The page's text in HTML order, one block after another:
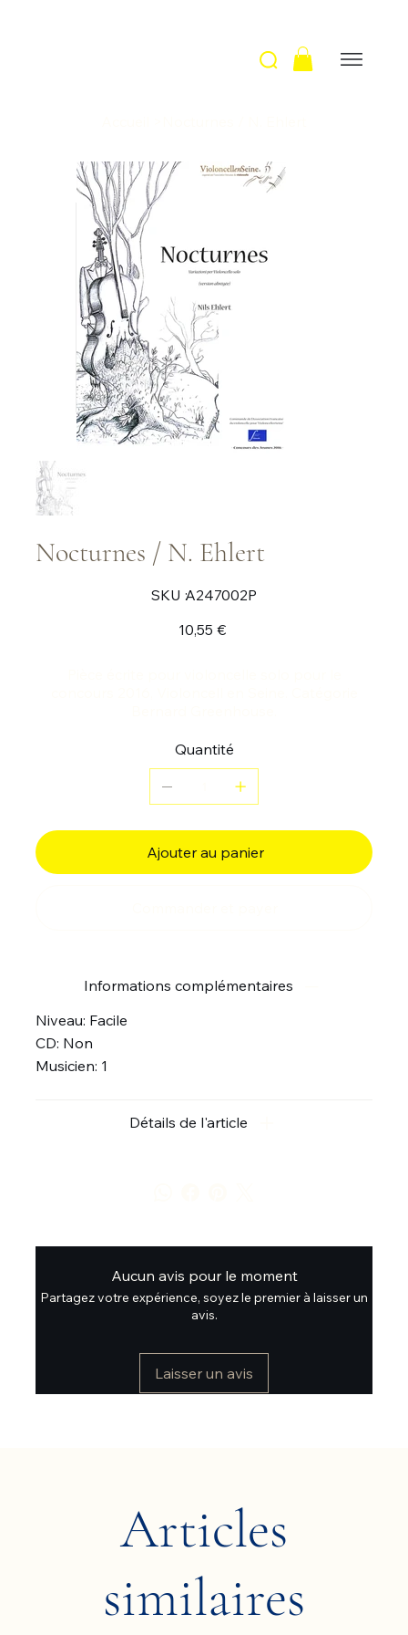
Nocturnes / N. Ehlert
SKU :SKU
A247002P
A247002P
10,55 €
Quantité
Ajouter au panier
Informations complémentaires
Niveau: Facile
CD: Non
Musicien: 1
Détails de l'article
Aucun avis pour le moment
Partagez votre expérience, soyez le premier à laisser un
avis.
Laisser un avis
Articles
similaires